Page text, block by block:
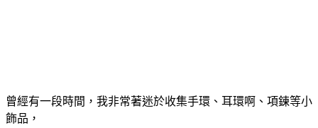
曾經有一段時間，我非常著迷於收集手環、耳環啊、項鍊等小
飾品，